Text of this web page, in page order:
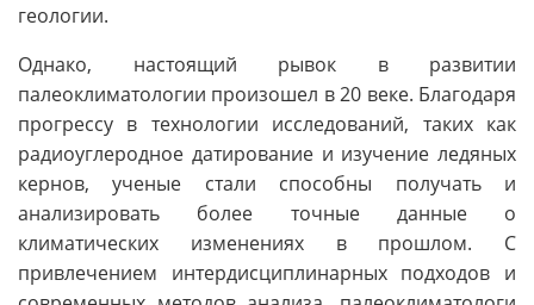
геологии.
Однако, настоящий рывок в развитии
палеоклиматологии произошел в 20 веке. Благодаря
прогрессу в технологии исследований, таких как
радиоуглеродное датирование и изучение ледяных
кернов, ученые стали способны получать и
анализировать более точные данные о
климатических изменениях в прошлом. С
привлечением интердисциплинарных подходов и